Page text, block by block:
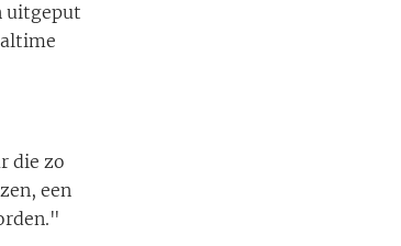
uitgeput
die zo
een